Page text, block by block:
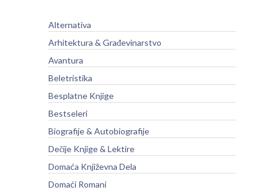
Alternativa
Arhitektura & Građevinarstvo
Avantura
Beletristika
Besplatne Knjige
Bestseleri
Biografije & Autobiografije
Dečije Knjige & Lektire
Domaća Književna Dela
Domaći Romani